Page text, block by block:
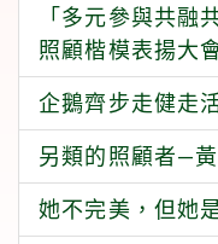
「多元參與共融
照顧楷模表揚大
企鵝齊步走健走
另類的照顧者—
她不完美，但她